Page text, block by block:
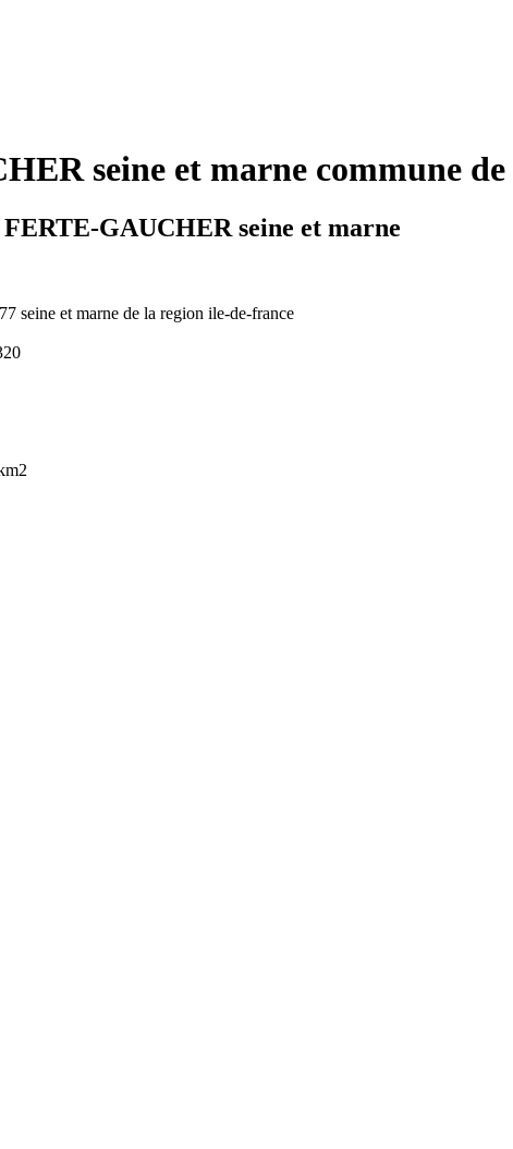
seine et marne commune
GAUCHER seine et marne
seine et marne de la region ile-de-france